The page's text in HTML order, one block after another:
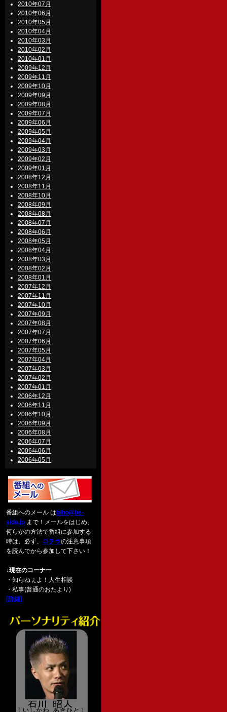
2010年07月
2010年06月
2010年05月
2010年04月
2010年03月
2010年02月
2010年01月
2009年12月
2009年11月
2009年10月
2009年09月
2009年08月
2009年07月
2009年06月
2009年05月
2009年04月
2009年03月
2009年02月
2009年01月
2008年12月
2008年11月
2008年10月
2008年09月
2008年08月
2008年07月
2008年06月
2008年05月
2008年04月
2008年03月
2008年02月
2008年01月
2007年12月
2007年11月
2007年10月
2007年09月
2007年08月
2007年07月
2007年06月
2007年05月
2007年04月
2007年03月
2007年02月
2007年01月
2006年12月
2006年11月
2006年10月
2006年09月
2006年08月
2006年07月
2006年06月
2006年05月
番組へのメール は biho@be-
side.jp まで！メールをはじめ、
何らかの方法で番組に参加する
時は、必ず、 コチラの注意事項
を読んでから参加して下さい！
↓現在のコーナー
・知らねぇよ！人生相談
・私事(普通のおたより)
[詳細]